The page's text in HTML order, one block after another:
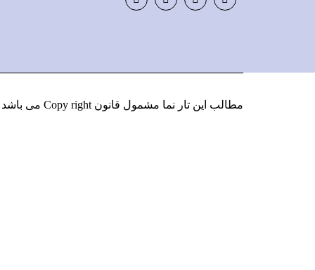
مطالب این تار نما مشمول قانون Copy right می باشد